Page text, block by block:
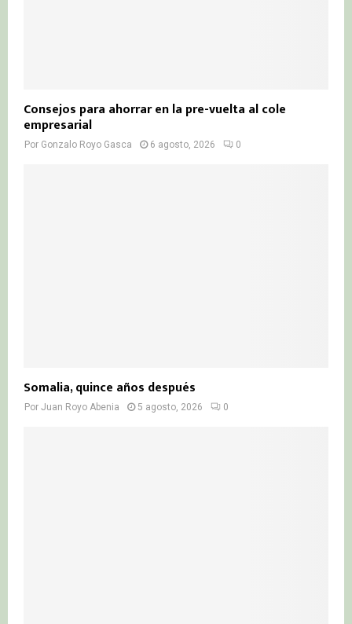
Consejos para ahorrar en la pre-vuelta al cole
empresarial
Por Gonzalo Royo Gasca 6 agosto, 2026 0
Somalia, quince años después
Por Juan Royo Abenia 5 agosto, 2026 0